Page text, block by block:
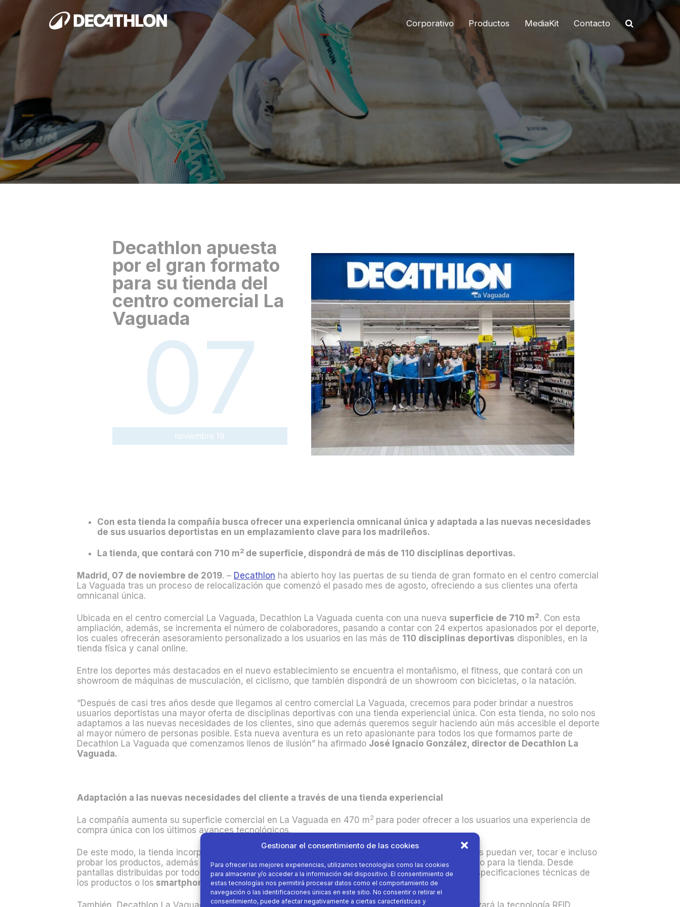
Gestionar el consentimiento de las cookies
Para ofrecer las mejores experiencias, utilizamos tecnologías como las cookies
para almacenar y/o acceder a la información del dispositivo. El consentimiento de
estas tecnologías nos permitirá procesar datos como el comportamiento de
navegación o las identificaciones únicas en este sitio. No consentir o retirar el
consentimiento, puede afectar negativamente a ciertas características y
Corporativo Productos MediaKit Contacto
Decathlon apuesta
por el gran formato
para su tienda del
centro comercial La
Vaguada
07
noviembre 19
Con esta tienda la compañía busca ofrecer una experiencia omnicanal única y adaptada a las nuevas necesidades
de sus usuarios deportistas en un emplazamiento clave para los madrileños.
La tienda, que contará con 710 m2 de superficie, dispondrá de más de 110 disciplinas deportivas.
Madrid, 07 de noviembre de 2019. – Decathlon ha abierto hoy las puertas de su tienda de gran formato en el centro comercial
La Vaguada tras un proceso de relocalización que comenzó el pasado mes de agosto, ofreciendo a sus clientes una oferta
omnicanal única.
Ubicada en el centro comercial La Vaguada, Decathlon La Vaguada cuenta con una nueva superficie de 710 m2. Con esta
ampliación, además, se incrementa el número de colaboradores, pasando a contar con 24 expertos apasionados por el deporte,
los cuales ofrecerán asesoramiento personalizado a los usuarios en las más de 110 disciplinas deportivas disponibles, en la
tienda física y canal online.
Entre los deportes más destacados en el nuevo establecimiento se encuentra el montañismo, el fitness, que contará con un
showroom de máquinas de musculación, el ciclismo, que también dispondrá de un showroom con bicicletas, o la natación.
“Después de casi tres años desde que llegamos al centro comercial La Vaguada, crecemos para poder brindar a nuestros
usuarios deportistas una mayor oferta de disciplinas deportivas con una tienda experiencial única. Con esta tienda, no solo nos
adaptamos a las nuevas necesidades de los clientes, sino que además queremos seguir haciendo aún más accesible el deporte
al mayor número de personas posible. Esta nueva aventura es un reto apasionante para todos los que formamos parte de
Decathlon La Vaguada que comenzamos llenos de ilusión” ha afirmado José Ignacio González, director de Decathlon La
Vaguada.
Adaptación a las nuevas necesidades del cliente a través de una tienda experiencial
La compañía aumenta su superficie comercial en La Vaguada en 470 m2 para poder ofrecer a los usuarios una experiencia de
compra única con los últimos avances tecnológicos.
De este modo, la tienda incorpora
y ciclismo para que los clientes puedan ver, tocar e incluso
probar los productos, además de contar con la última tecnología tanto para los colaboradores como para la tienda. Desde
pantallas distribuidas por todo el establecimiento, donde los usuarios podrán consultar todas las especificaciones técnicas de
los productos o los smartphonespara asesorar y ayudar a los clientes en cualquier momento.
También, Decathlon La Vaguada, al igual que el resto de los establecimientos de la compañía, utilizará la tecnología RFID,